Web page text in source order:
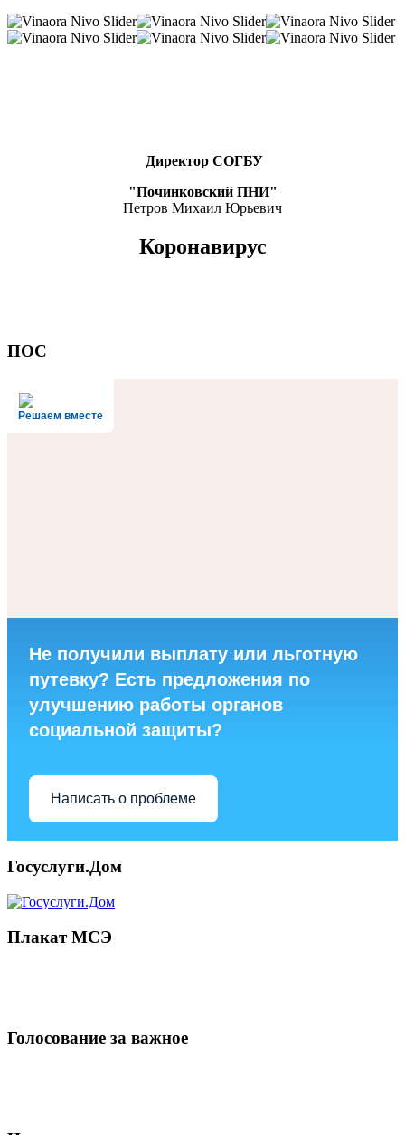
Директор СОГБУ
"Починковский ПНИ"
Петров Михаил Юрьевич
Коронавирус
ПОС
Решаем вместе
Не получили выплату или льготную
путевку? Есть предложения по
улучшению работы органов
социальной защиты?
Написать о проблеме
Госуслуги.Дом
Плакат МСЭ
Голосование за важное